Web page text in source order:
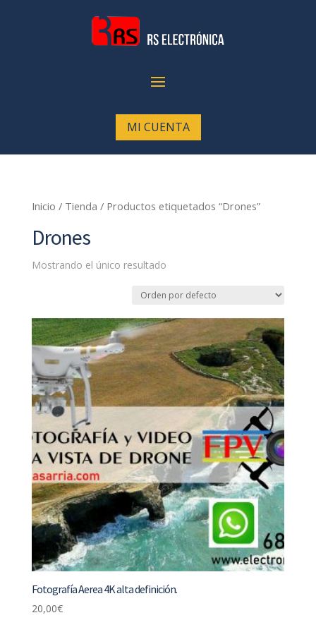
MI CUENTA
Inicio / Tienda / Productos etiquetados “Drones”
Drones
Mostrando el único resultado
Fotografía Aerea 4K alta definición.
20,00€